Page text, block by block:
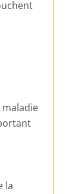
maladie
la